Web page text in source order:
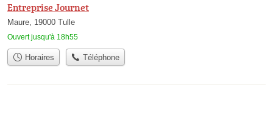
Entreprise Journet
Maure, 19000 Tulle
Ouvert jusqu'à 18h55
Horaires Téléphone